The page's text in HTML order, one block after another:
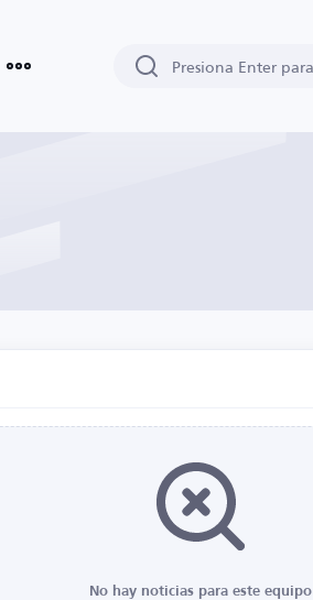
No hay noticias para este equipo